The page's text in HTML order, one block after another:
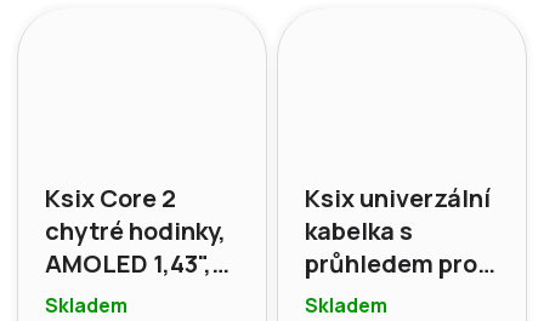
Ksix Core 2
chytré hodinky,
AMOLED 1,43",
černé
Skladem
Ksix univerzální
kabelka s
průhledem pro
Smartphone,
Skladem